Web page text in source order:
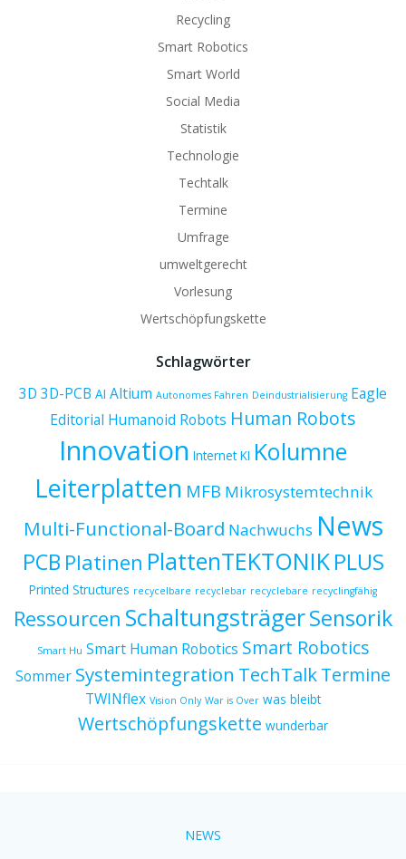
Recycling
Smart Robotics
Smart World
Social Media
Statistik
Technologie
Techtalk
Termine
Umfrage
umweltgerecht
Vorlesung
Wertschöpfungskette
Schlagwörter
3D 3D-PCB AI Altium Autonomes Fahren Deindustrialisierung Eagle
Editorial Humanoid Robots Human Robots
Innovation Internet KI Kolumne
Leiterplatten MFB Mikrosystemtechnik
Multi-Functional-Board Nachwuchs News
PCB Platinen PlattenTEKTONIK PLUS
Printed Structures recycelbare recyclebar recyclebare recyclingfähig
Ressourcen SchaltungsträgerSensorik
Smart Hu Smart Human Robotics Smart Robotics
Sommer Systemintegration TechTalkTermine
TWINflex Vision Only War is Over was bleibt
Wertschöpfungskette wunderbar
NEWS